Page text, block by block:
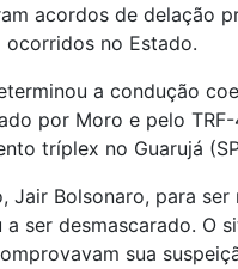
acordos de delação
no Estado.
a condução
por Moro e pelo
tríplex no Guarujá
Bolsonaro, para
ser desmascarado. O
sua